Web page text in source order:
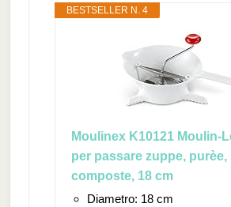
BESTSELLER N. 4
Moulinex K10121 Moulin-
per passare zuppe, purèe,
composte, 18 cm
Diametro: 18 cm